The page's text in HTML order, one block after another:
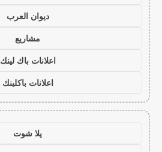
ديوان العرب
مشاريع
اعلانات باك لينك
اعلانات باكلينك
يلا شوت